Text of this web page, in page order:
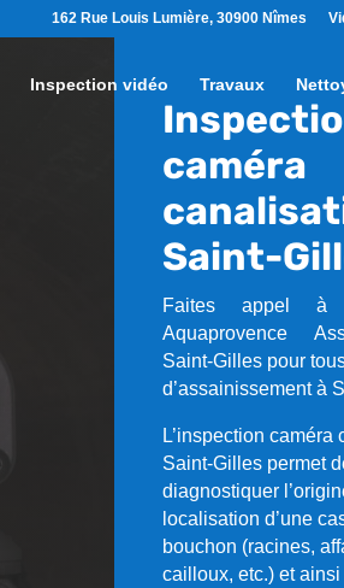
162 Rue Louis Lumière, 30900 Nîmes
Inspection vidéo Travaux
caméra
Saint-
Faites appel à
Aquaprovence
Saint-Gilles pour
d’assainissement à
L’inspection caméra
Saint-Gilles permet
diagnostiquer
localisation d’une
bouchon (racines,
cailloux, etc.) et ainsi